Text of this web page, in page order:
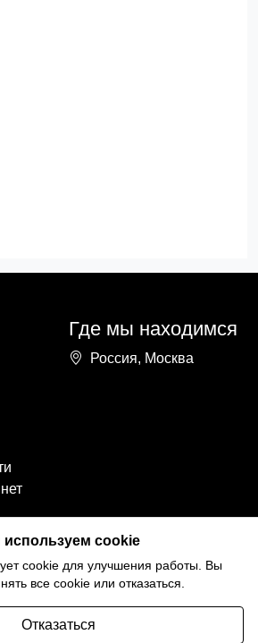
Где мы находимся
Россия, Москва
Мы в социальных
сетяхcookie
cookie для улучшения работы. Вы
все cookie или отказаться.
Отказаться